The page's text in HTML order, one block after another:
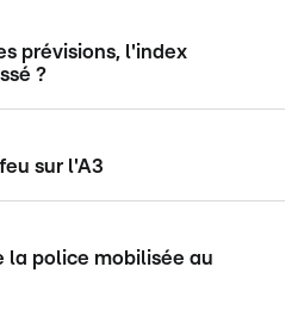
prévisions, l'index
?
sur l'A3
la police mobilisée au